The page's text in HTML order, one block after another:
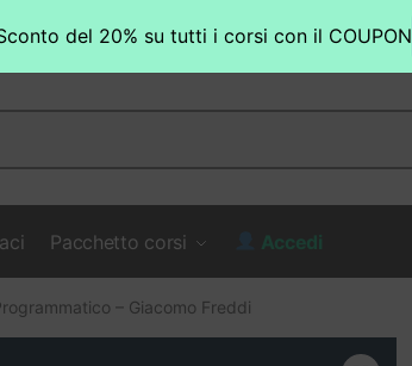
Pacchetto corsi Accedi
– Giacomo Freddi
del 20% su tutti i corsi con il COUPON